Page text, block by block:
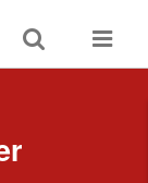
Toggle
search
Toggle